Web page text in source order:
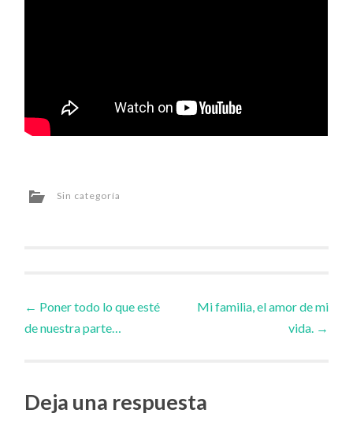
Sin categoría
Navegador
artículos
← Poner todo lo que esté
de nuestra parte…
Mi familia, el amor de mi
vida. →
Deja una respuesta